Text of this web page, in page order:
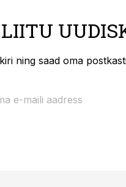
LIITU
ning saad oma